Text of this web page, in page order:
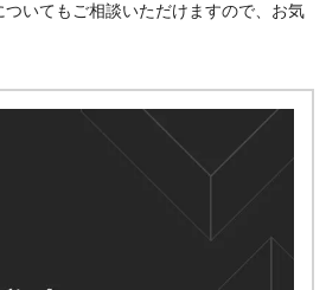
いてもご相談いただけますので、お気